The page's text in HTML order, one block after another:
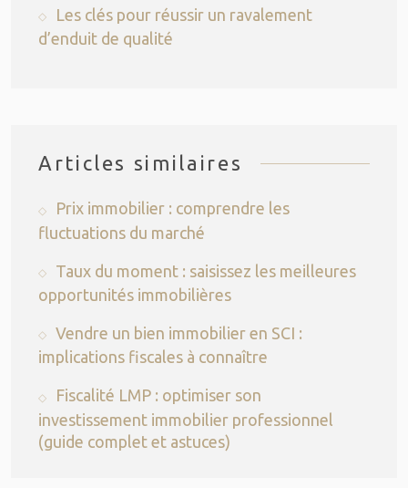
Les clés pour réussir un ravalement
d’enduit de qualité
Articles similaires
Prix immobilier : comprendre les
fluctuations du marché
Taux du moment : saisissez les meilleures
opportunités immobilières
Vendre un bien immobilier en SCI :
implications fiscales à connaître
Fiscalité LMP : optimiser son
investissement immobilier professionnel
(guide complet et astuces)